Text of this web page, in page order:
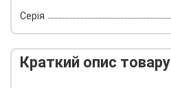
Серія
Краткий опис товару